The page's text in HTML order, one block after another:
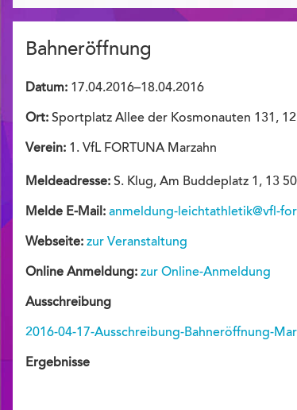
Bahneröffnung
Datum: 17.04.2016–18.04.2016
Ort: Sportplatz Allee der Kosmonauten 131,
Verein: 1. VfL FORTUNA Marzahn
Meldeadresse: S. Klug, Am Buddeplatz 1, 13
Melde E-Mail: anmeldung-leichtathletik@vfl-
Webseite: zur Veranstaltung
Online Anmeldung: zur Online-Anmeldung
Ausschreibung
2016-04-17-Ausschreibung-Bahneröffnung-
Ergebnisse